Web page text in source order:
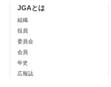
JGAとは
組織
役員
委員会
会員
年史
広報誌